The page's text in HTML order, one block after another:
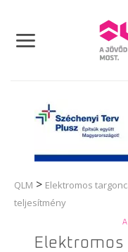
content
QLM > Elektromos
teljesítmény
Elektromos